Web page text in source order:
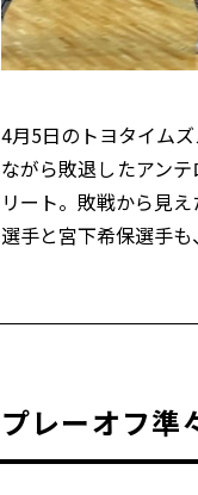
4月5日のトヨタイム
ながら敗退したアン
リート。敗戦から⾒
選手と宮下希保選手
プレーオフ準